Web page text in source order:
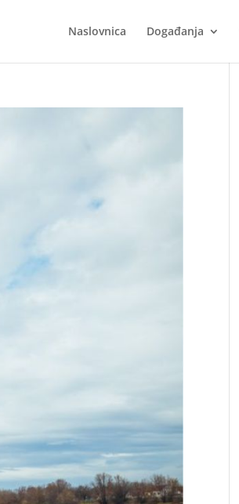
Naslovnica Događanja